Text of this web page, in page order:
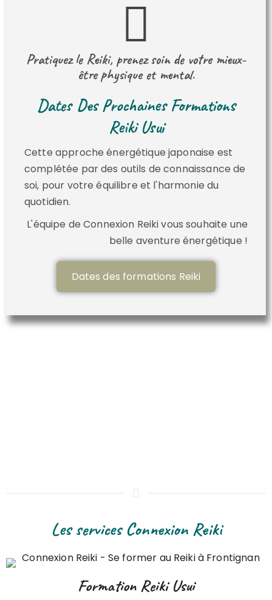
Pratiquez le Reiki, prenez soin de votre mieux-
être physique et mental.
Dates Des Prochaines Formations
Reiki Usui
Cette approche énergétique japonaise est
complétée par des outils de connaissance de
soi, pour votre équilibre et l'harmonie du
quotidien.
L'équipe de Connexion Reiki vous souhaite une
belle aventure énergétique !
Dates des formations Reiki
Les services Connexion Reiki
Formation Reiki Usui